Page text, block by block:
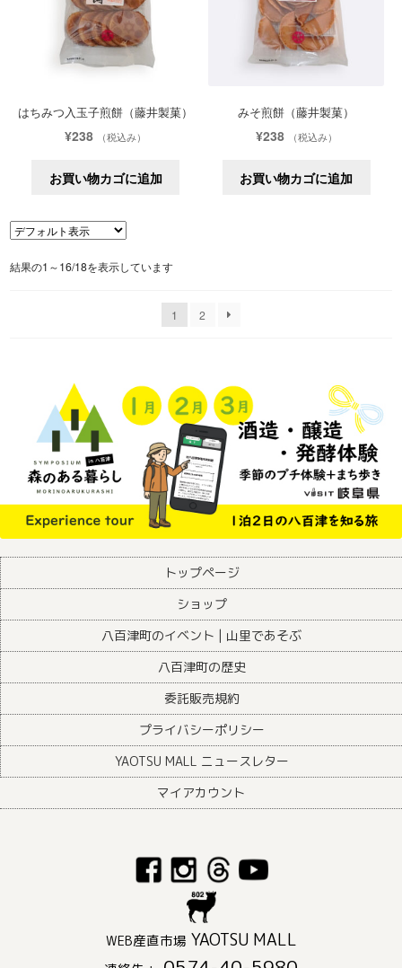
はちみつ入玉子煎餅（藤井製菓）
¥238 （税込み）
お買い物カゴに追加
みそ煎餅（藤井製菓）
¥238 （税込み）
お買い物カゴに追加
結果の1～16/18を表示しています
1 2
トップページ
ショップ
八百津町のイベント | 山里であそぶ
八百津町の歴史
委託販売規約
プライバシーポリシー
YAOTSU MALL ニュースレター
マイアカウント
WEB産直市場 YAOTSU MALL